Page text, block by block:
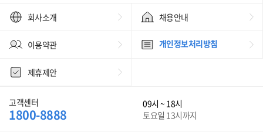
회사소개 채용안내
이용약관 개인정보처리방침
제휴제안
고객센터
1800-8888
09시 ~ 18시
토요일 13시까지